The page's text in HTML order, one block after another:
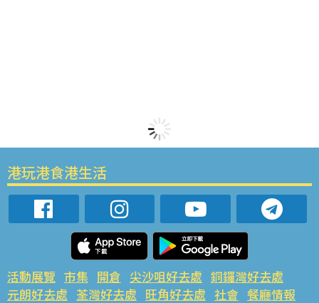
港玩港食港生活
活動展覽 市集 開倉 尖沙咀好去處 銅鑼灣好去處
元朗好去處 荃灣好去處 旺角好去處 社會 餐廳情報